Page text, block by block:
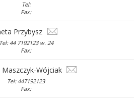
Tel:
Fax:
Przybysz
Tel: 44 7192123 w. 24
Fax:
Wójciak
Tel: 447192123
Fax: